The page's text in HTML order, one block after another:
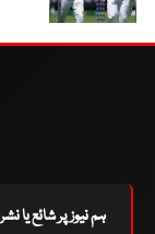
ہم نیوز پر شائع یا